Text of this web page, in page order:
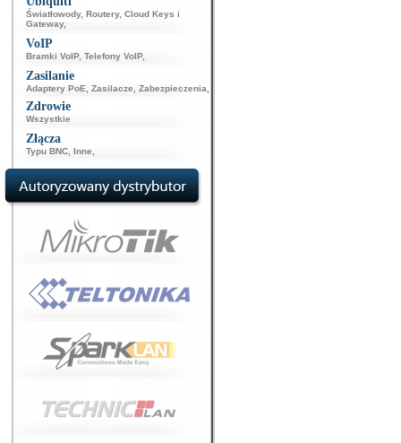
Światłowody, Routery, Cloud Keys i
Gateway,
VoIP
Bramki VoIP, Telefony VoIP,
Zasilanie
Adaptery PoE Zasilacze Zabezpieczenia
Zdrowie
Wszystkie
Złącza
Typu BNC Inne